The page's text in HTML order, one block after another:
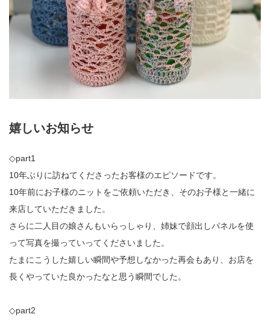
嬉しいお知らせ
◇part1
10年ぶりに訪ねてくださったお客様のエピソードです。
10年前にお子様のニットをご依頼いただき、そのお子様と一緒に
来店していただきました。
さらに二人目の娘さんもいらっしゃり、姉妹で顔出しパネルを使
って写真を撮っていってくださいました。
たまにこうした嬉しい瞬間や予想しなかった再会もあり、お店を
長くやっていた良かったなと思う瞬間でした。
◇part2